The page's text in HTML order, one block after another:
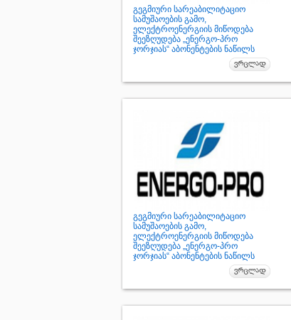
გეგმიური სარეაბილიტაციო
სამუშაოების გამო,
ელექტროენერგიის მიწოდება
შეეზღუდება „ენერგო-პრო
ჯორჯიას“ აბონენტების ნაწილს
გეგმიური სარეაბილიტაციო
სამუშაოების გამო,
ელექტროენერგიის მიწოდება
შეეზღუდება „ენერგო-პრო
ჯორჯიას“ აბონენტების ნაწილს